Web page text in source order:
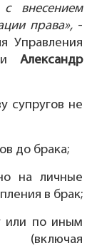
внесением
права», -
Управления
Александр
супругов не
до брака;
на личные
в брак;
или по иным
(включая